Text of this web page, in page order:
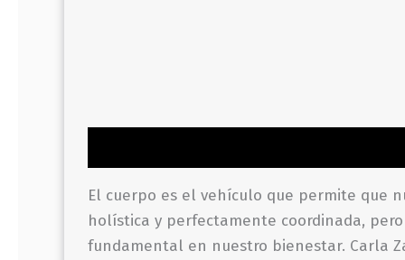
El cuerpo es el vehículo que permite que
holística y perfectamente coordinada,
fundamental en nuestro bienestar. Carla